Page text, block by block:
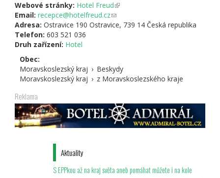
Webové stránky: Hotel Freud(odkaz
je
externí)
Email: recepce@hotelfreud.cz(odkaz
odešle
Adresa: Ostravice 190 Ostravice, 739 14 Česká republika
Telefon: 603 521 036
Druh zařízení: Hotel
Obec:
Moravskoslezský kraj › Beskydy
Moravskoslezský kraj › z Moravskoslezského kraje
Reklama
Aktuality
S EPPkou až na kraj světa aneb pomáhat můžete i na kole